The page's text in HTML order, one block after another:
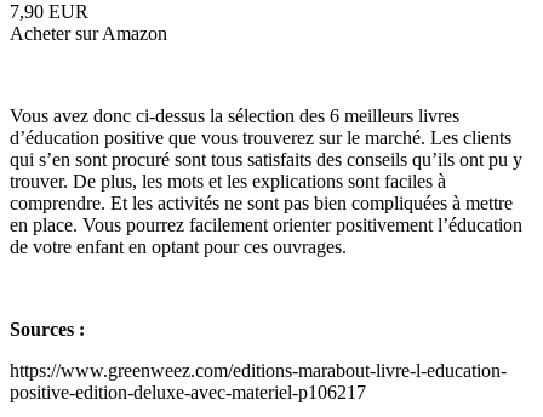
7,90 EUR
Acheter sur Amazon
Vous avez donc ci-dessus la sélection des 6 meilleurs livres
d’éducation positive que vous trouverez sur le marché. Les clients
qui s’en sont procuré sont tous satisfaits des conseils qu’ils ont pu y
trouver. De plus, les mots et les explications sont faciles à
comprendre. Et les activités ne sont pas bien compliquées à mettre
en place. Vous pourrez facilement orienter positivement l’éducation
de votre enfant en optant pour ces ouvrages.
Sources :
https://www.greenweez.com/editions-marabout-livre-l-education-
positive-edition-deluxe-avec-materiel-p106217